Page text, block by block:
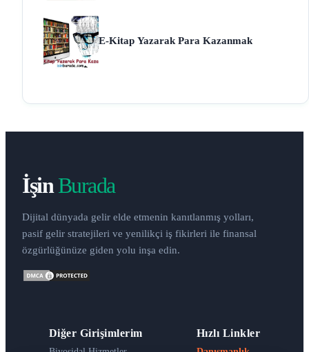
E-Kitap Yazarak Para Kazanmak
İşinBurada
Dijital dünyada gelir elde etmenin kanıtlanmış yolları,
pasif gelir stratejileri ve yenilikçi iş fikirleri ile finansal
özgürlüğünüze giden yolu inşa edin.
Diğer Girişimlerim Hızlı Linkler